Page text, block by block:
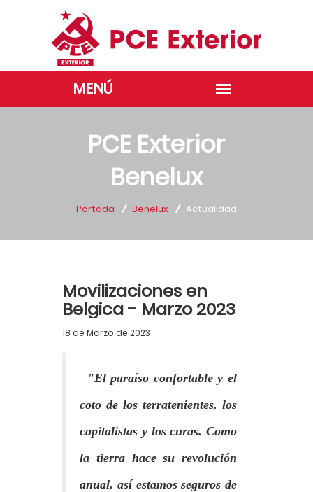
PCE Exterior
Benelux
Portada Benelux Actualidad
Movilizaciones en
Belgica - Marzo 2023
18 de Marzo de 2023
"El paraíso confortable y el
coto de los terratenientes, los
capitalistas y los curas. Como
la tierra hace su revolución
anual, así estamos seguros de